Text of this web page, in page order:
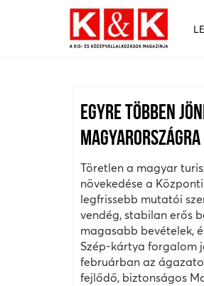
EGYRE TÖBBEN
MAGYARORSZÁGRA
Töretlen a magyar
növekedése a
legfrissebb mutatói
vendég, stabilan erős
magasabb bevételek,
Szép-kártya forgalom
februárban az
fejlődő, biztonságos